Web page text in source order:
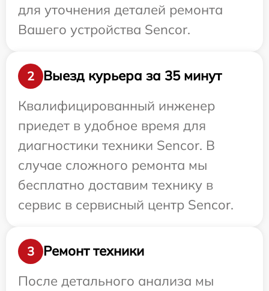
для уточнения деталей ремонта
Вашего устройства Sencor.
2
Выезд курьера за 35 минут
Квалифицированный инженер
приедет в удобное время для
диагностики техники Sencor. В
случае сложного ремонта мы
бесплатно доставим технику в
сервис в сервисный центр Sencor.
3
Ремонт техники
После детального анализа мы